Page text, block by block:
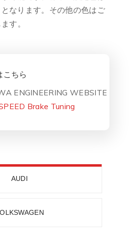
となります。その他の色はご
す。
こちら
ENGINEERING WEBSITE
Brake Tuning
AUDI